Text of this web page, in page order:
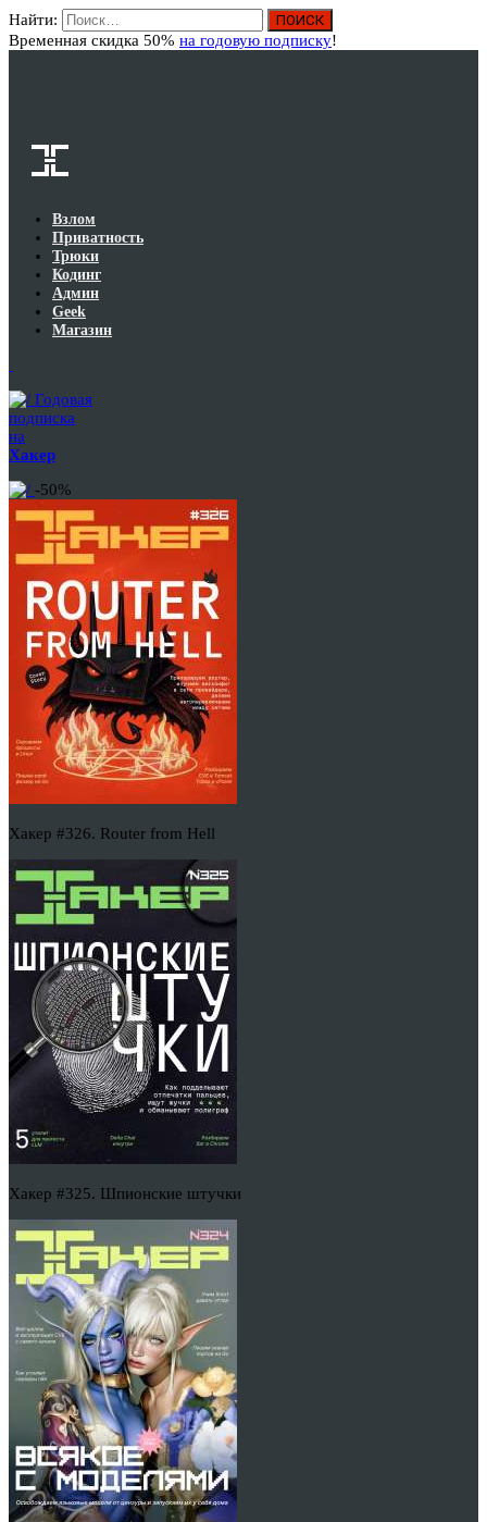
Найти:
Временная скидка 50% на годовую подписку!
Взлом
Приватность
Трюки
Кодинг
Админ
Geek
Магазин
Годовая
подписка
на
Хакер
-50%
Хакер #326. Router from Hell
Хакер #325. Шпионские штучки